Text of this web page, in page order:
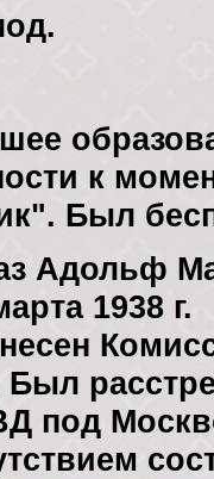
к
Был
Адольф
1938 г.
Был
под